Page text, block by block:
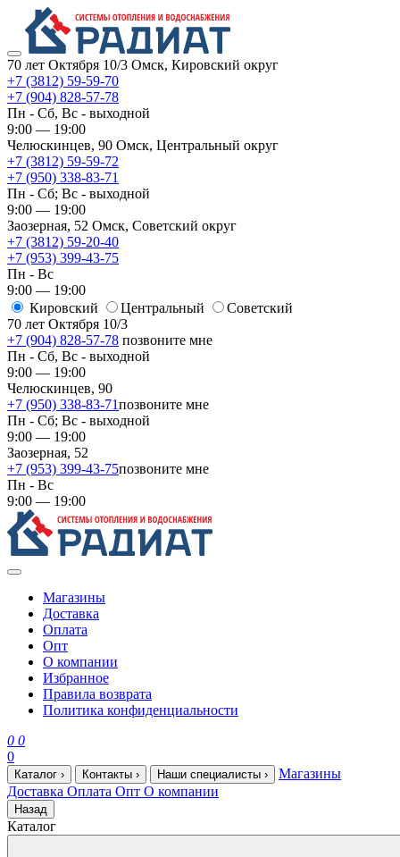
70 лет Октября 10/3 Омск, Кировский округ
+7 (3812) 59-59-70
+7 (904) 828-57-78
Пн - Сб, Вс - выходной
9:00 — 19:00
Челюскинцев, 90 Омск, ​Центральный округ
+7 (3812) 59-59-72
+7 (950) 338-83-71
Пн - Сб; Вс - выходной
9:00 — 19:00
Заозерная, 52 Омск, ​Советский округ
+7 (3812) 59-20-40
+7 (953) 399-43-75
Пн - Вс
9:00 — 19:00
Кировский
​Центральный
​Советский
70 лет Октября 10/3
+7 (904) 828-57-78 позвоните мне
Пн - Сб, Вс - выходной
9:00 — 19:00
Челюскинцев, 90
+7 (950) 338-83-71позвоните мне
Пн - Сб; Вс - выходной
9:00 — 19:00
Заозерная, 52
+7 (953) 399-43-75позвоните мне
Пн - Вс
9:00 — 19:00
Магазины
Доставка
Оплата
Опт
О компании
Избранное
Правила возврата
Политика конфиденциальности
0 0
0
Каталог › Контакты › Наши специалисты ›
Магазины
Доставка Оплата Опт О компании
Назад
Каталог